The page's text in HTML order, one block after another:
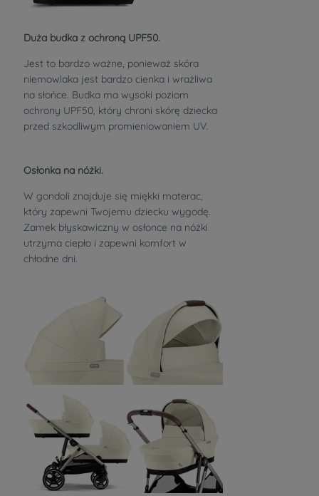
Duża budka z ochroną UPF50.
Jest to bardzo ważne, ponieważ skóra
niemowlaka jest bardzo cienka i wrażliwa
na słońce. Budka ma wysoki poziom
ochrony UPF50, który chroni skórę dziecka
przed szkodliwym promieniowaniem UV.
Osłonka na nóżki.
W gondoli znajduje się miękki materac,
który zapewni Twojemu dziecku wygodę.
Zamek błyskawiczny w osłonce na nóżki
utrzyma ciepło i zapewni komfort w
chłodne dni.